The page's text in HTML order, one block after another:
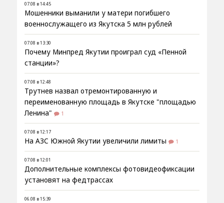
07.08 в 14:45
Мошенники выманили у матери погибшего
военнослужащего из Якутска 5 млн рублей
07.08 в 13:30
Почему Минпред Якутии проиграл суд «Пенной
станции»?
07.08 в 12:48
Трутнев назвал отремонтированную и
переименованную площадь в Якутске "площадью
Ленина"
1
07.08 в 12:17
На АЗС Южной Якутии увеличили лимиты 1
07.08 в 12:01
Дополнительные комплексы фотовидеофиксации
установят на федтрассах
06.08 в 15:39